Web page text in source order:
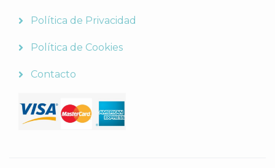
Política de Privacidad
Política de Cookies
Contacto